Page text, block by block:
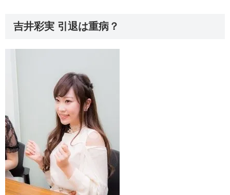
吉井彩実 引退は重病？